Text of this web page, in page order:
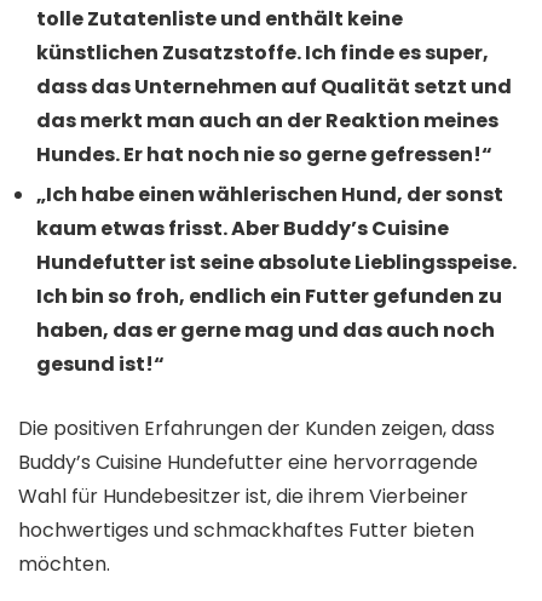
tolle Zutatenliste und enthält keine
künstlichen Zusatzstoffe. Ich finde es super,
dass das Unternehmen auf Qualität setzt und
das merkt man auch an der Reaktion meines
Hundes. Er hat noch nie so gerne gefressen!“
„Ich habe einen wählerischen Hund, der sonst
kaum etwas frisst. Aber Buddy’s Cuisine
Hundefutter ist seine absolute Lieblingsspeise.
Ich bin so froh, endlich ein Futter gefunden zu
haben, das er gerne mag und das auch noch
gesund ist!“
Die positiven Erfahrungen der Kunden zeigen, dass
Buddy’s Cuisine Hundefutter eine hervorragende
Wahl für Hundebesitzer ist, die ihrem Vierbeiner
hochwertiges und schmackhaftes Futter bieten
möchten.